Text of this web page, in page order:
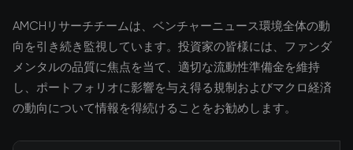
AMCHリサーチチームは、ベンチャーニュース環境全体の動
向を引き続き監視しています。投資家の皆様には、ファンダ
メンタルの品質に焦点を当て、適切な流動性準備金を維持
し、ポートフォリオに影響を与え得る規制およびマクロ経済
の動向について情報を得続けることをお勧めします。